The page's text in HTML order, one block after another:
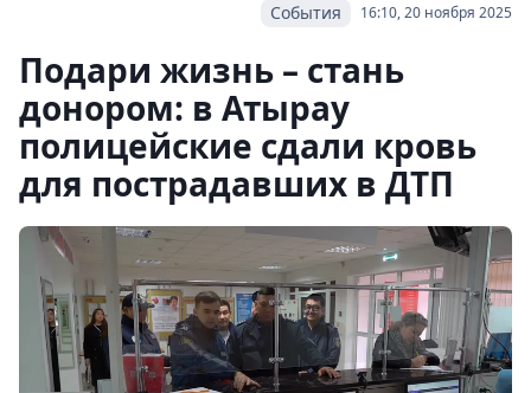
16:10, 20 ноября 2025
События
Подари жизнь – стань
донором: в Атырау
полицейские сдали кровь
для пострадавших в ДТП